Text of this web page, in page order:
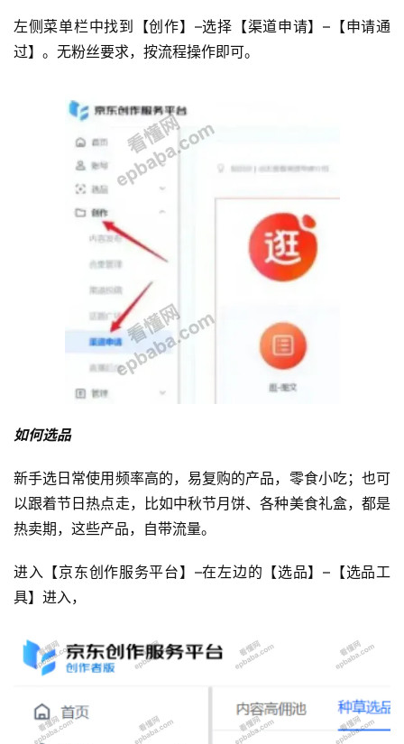
左侧菜单栏中找到【创作】–选择【渠道申请】–【申请通
过】。无粉丝要求，按流程操作即可。
如何选品
新手选日常使用频率高的，易复购的产品，零食小吃；也可
以跟着节日热点走，比如中秋节月饼、各种美食礼盒，都是
热卖期，这些产品，自带流量。
进入【京东创作服务平台】–在左边的【选品】–【选品工
具】进入，